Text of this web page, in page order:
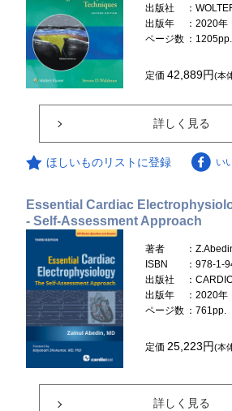
出版社
：
出版年
：2020年
ページ数 ：
定価42,889円(本
詳しく見る
ほしいものリストに登録 い
Essential Cardiac
- Self-Assessment Approach
著者
：
ISBN
：978-1-
出版社
：
出版年
：2020年
ページ数 ：761pp.
定価 25,223円(本
詳しく見る